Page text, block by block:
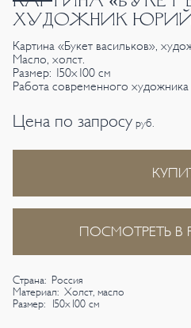
ХУДОЖНИК ЮРИЙ
Картина «Букет васильков»,
Масло, холст.
Размер: 150х100 см
Работа современного
Цена по запросу руб.
ПОСМОТРЕТЬ В
Страна: Россия
Материал: Холст, масло
Размер: 150х100 см